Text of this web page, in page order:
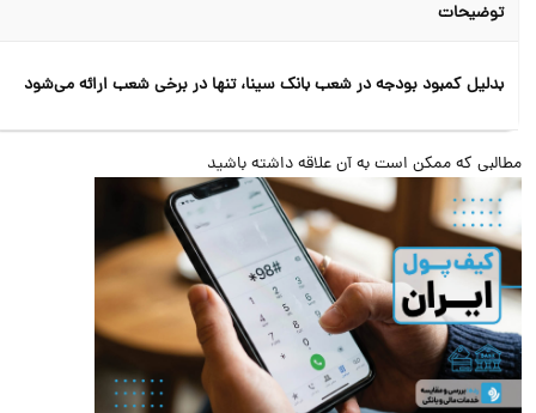
توضیحات
بدلیل کمبود بودجه در شعب بانک سینا، تنها در برخی شعب ارائه می‌شود
که ممکن است به آن علاقه داشته باشید